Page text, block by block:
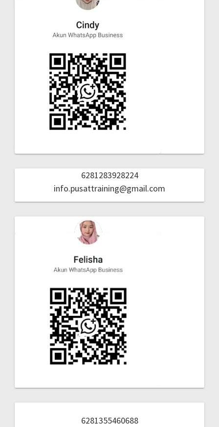
6281283928224
info.pusattraining@gmail.com
6281355460688